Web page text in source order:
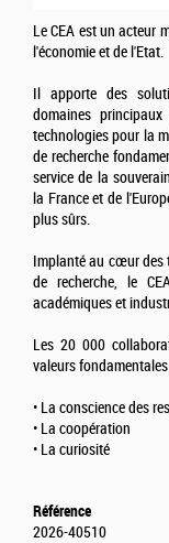
Le CEA est un acteur
l'économie et de l'Etat.
Il apporte des
domaines
technologies pour la
de recherche
service de la
la France et de
plus sûrs.
Implanté au cœur des
de recherche, le
académiques et
Les 20 000
valeurs
• La conscience des
• La coopération
• La curiosité
Référence
2026-40510